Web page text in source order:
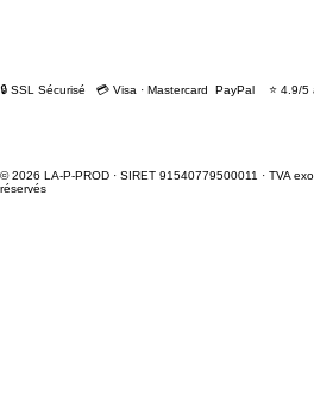
© 2026 LA-P-PROD · SIRET 91540779500011 · TVA
réservés
🔒 SSL Sécurisé 💳 Visa · Mastercard PayPal ⭐ 4.9/5